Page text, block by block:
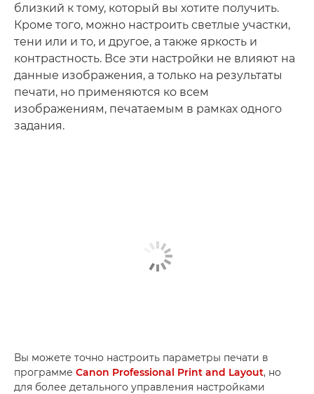
близкий к тому, который вы хотите получить.
Кроме того, можно настроить светлые участки,
тени или и то, и другое, а также яркость и
контрастность. Все эти настройки не влияют на
данные изображения, а только на результаты
печати, но применяются ко всем
изображениям, печатаемым в рамках одного
задания.
Вы можете точно настроить параметры печати в
программе Canon Professional Print and Layout, но
для более детального управления настройками